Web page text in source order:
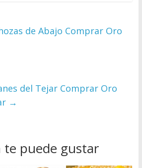
de Abajo Comprar Oro
del Tejar Comprar Oro
→
te puede gustar